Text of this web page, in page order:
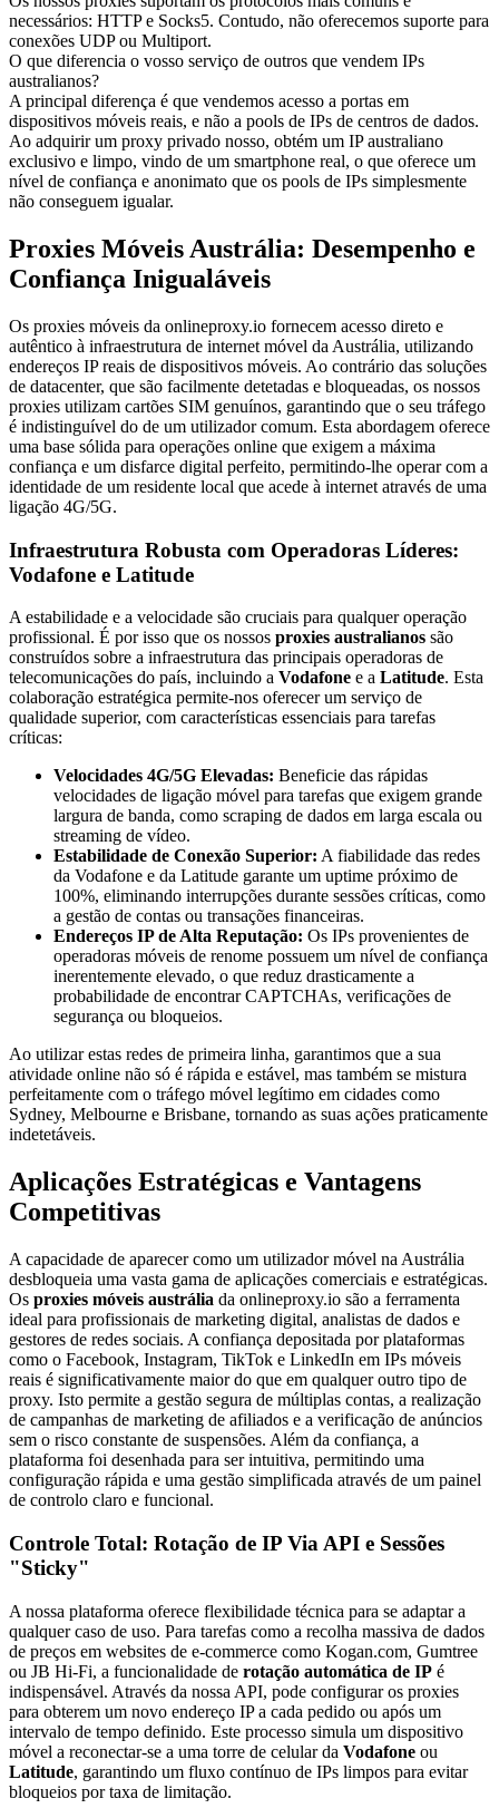
necessários: HTTP e Socks5. Contudo, não oferecemos suporte para
conexões UDP ou Multiport.
O que diferencia o vosso serviço de outros que vendem IPs
australianos?
A principal diferença é que vendemos acesso a portas em
dispositivos móveis reais, e não a pools de IPs de centros de dados.
Ao adquirir um proxy privado nosso, obtém um IP australiano
exclusivo e limpo, vindo de um smartphone real, o que oferece um
nível de confiança e anonimato que os pools de IPs simplesmente
não conseguem igualar.
Proxies Móveis Austrália: Desempenho e
Confiança Inigualáveis
Os proxies móveis da onlineproxy.io fornecem acesso direto e
autêntico à infraestrutura de internet móvel da Austrália, utilizando
endereços IP reais de dispositivos móveis. Ao contrário das soluções
de datacenter, que são facilmente detetadas e bloqueadas, os nossos
proxies utilizam cartões SIM genuínos, garantindo que o seu tráfego
é indistinguível do de um utilizador comum. Esta abordagem oferece
uma base sólida para operações online que exigem a máxima
confiança e um disfarce digital perfeito, permitindo-lhe operar com a
identidade de um residente local que acede à internet através de uma
ligação 4G/5G.
Infraestrutura Robusta com Operadoras Líderes:
Vodafone e Latitude
A estabilidade e a velocidade são cruciais para qualquer operação
profissional. É por isso que os nossos proxies australianos são
construídos sobre a infraestrutura das principais operadoras de
telecomunicações do país, incluindo a Vodafone e a Latitude. Esta
colaboração estratégica permite-nos oferecer um serviço de
qualidade superior, com características essenciais para tarefas
críticas:
Velocidades 4G/5G Elevadas: Beneficie das rápidas
velocidades de ligação móvel para tarefas que exigem grande
largura de banda, como scraping de dados em larga escala ou
streaming de vídeo.
Estabilidade de Conexão Superior: A fiabilidade das redes
da Vodafone e da Latitude garante um uptime próximo de
100%, eliminando interrupções durante sessões críticas, como
a gestão de contas ou transações financeiras.
Endereços IP de Alta Reputação: Os IPs provenientes de
operadoras móveis de renome possuem um nível de confiança
inerentemente elevado, o que reduz drasticamente a
probabilidade de encontrar CAPTCHAs, verificações de
segurança ou bloqueios.
Ao utilizar estas redes de primeira linha, garantimos que a sua
atividade online não só é rápida e estável, mas também se mistura
perfeitamente com o tráfego móvel legítimo em cidades como
Sydney, Melbourne e Brisbane, tornando as suas ações praticamente
indetetáveis.
Aplicações Estratégicas e Vantagens
Competitivas
A capacidade de aparecer como um utilizador móvel na Austrália
desbloqueia uma vasta gama de aplicações comerciais e estratégicas.
Os proxies móveis austrália da onlineproxy.io são a ferramenta
ideal para profissionais de marketing digital, analistas de dados e
gestores de redes sociais. A confiança depositada por plataformas
como o Facebook, Instagram, TikTok e LinkedIn em IPs móveis
reais é significativamente maior do que em qualquer outro tipo de
proxy. Isto permite a gestão segura de múltiplas contas, a realização
de campanhas de marketing de afiliados e a verificação de anúncios
sem o risco constante de suspensões. Além da confiança, a
plataforma foi desenhada para ser intuitiva, permitindo uma
configuração rápida e uma gestão simplificada através de um painel
de controlo claro e funcional.
Controle Total: Rotação de IP Via API e Sessões
"Sticky"
A nossa plataforma oferece flexibilidade técnica para se adaptar a
qualquer caso de uso. Para tarefas como a recolha massiva de dados
de preços em websites de e-commerce como Kogan.com, Gumtree
ou JB Hi-Fi, a funcionalidade de rotação automática de IP é
indispensável. Através da nossa API, pode configurar os proxies
para obterem um novo endereço IP a cada pedido ou após um
intervalo de tempo definido. Este processo simula um dispositivo
móvel a reconectar-se a uma torre de celular da Vodafone ou
Latitude, garantindo um fluxo contínuo de IPs limpos para evitar
bloqueios por taxa de limitação.